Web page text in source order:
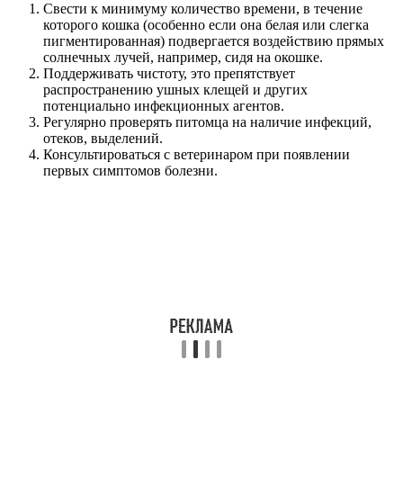
Свести к минимуму количество времени, в течение
которого кошка (особенно если она белая или слегка
пигментированная) подвергается воздействию прямых
солнечных лучей, например, сидя на окошке.
Поддерживать чистоту, это препятствует
распространению ушных клещей и других
потенциально инфекционных агентов.
Регулярно проверять питомца на наличие инфекций,
отеков, выделений.
Консультироваться с ветеринаром при появлении
первых симптомов болезни.